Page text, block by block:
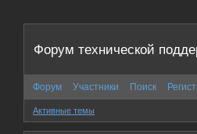
Форум технической
Форум Участники Поиск
Активные темы